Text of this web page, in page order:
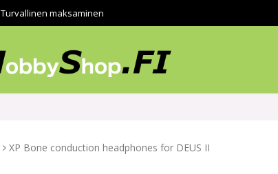
Turvallinen maksaminen
XP Bone conduction headphones for DEUS II